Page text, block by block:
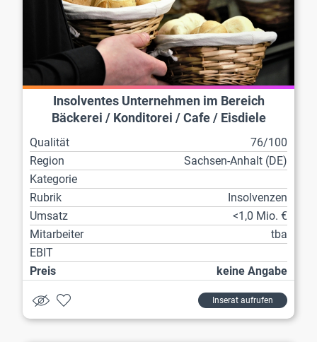
Insolventes Unternehmen im Bereich
Bäckerei / Konditorei / Cafe / Eisdiele
Qualität
76/100
Region
Sachsen-Anhalt (DE)
Kategorie
Rubrik
Insolvenzen
Umsatz
<1,0 Mio. €
Mitarbeiter
tba
EBIT
Preis
keine Angabe
Inserat aufrufen